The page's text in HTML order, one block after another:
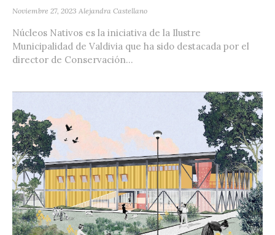
Noviembre 27, 2023 Alejandra Castellano
Núcleos Nativos es la iniciativa de la Ilustre
Municipalidad de Valdivia que ha sido destacada por el
director de Conservación...